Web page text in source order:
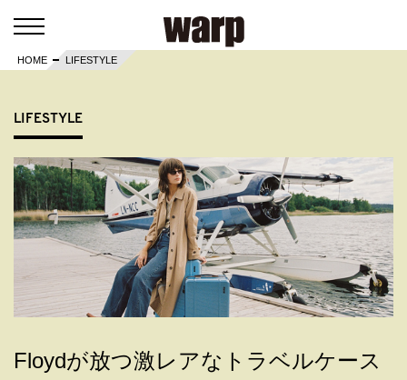
HOME LIFESTYLE
LIFESTYLE
Floydが放つ激レアなトラベルケース